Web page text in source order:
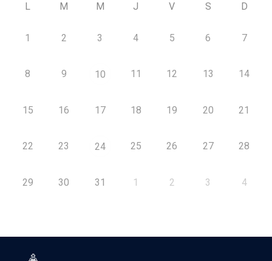
L M M J V S D
1 2 3 4 5 6 7
8 9 10 11 12 13 14
15 16 17 18 19 20 21
22 23 24 25 26 27 28
29 30 31 1 2 3 4